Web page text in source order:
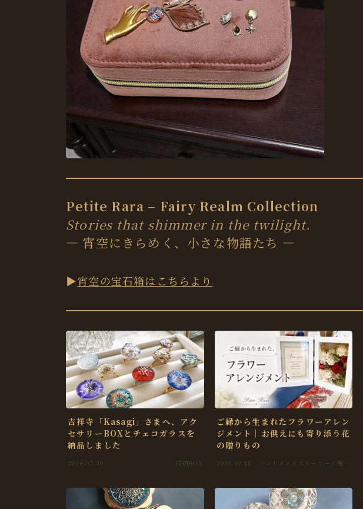
Petite Rara – Fairy Realm Collection
Stories that shimmer in the twilight.
― 宵空にきらめく、小さな物語たち ―
▶︎宵空の宝石箱はこちらより
吉祥寺「Kasagi」さまへ、アク
セサリーBOXとチェコガラスを
納品しました
2026.07.30 収納BOX
ご縁から生まれたフラワーアレン
ジメント｜お供えにも寄り添う花
の贈りもの
2026.07.15
ハンドメイドストーリー / 制作